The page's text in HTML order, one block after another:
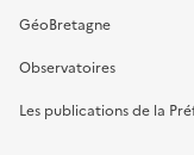
GéoBretagne
Observatoires
Les publications de la